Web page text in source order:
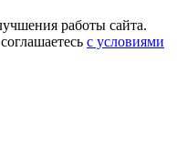
работы сайта.
с условиями